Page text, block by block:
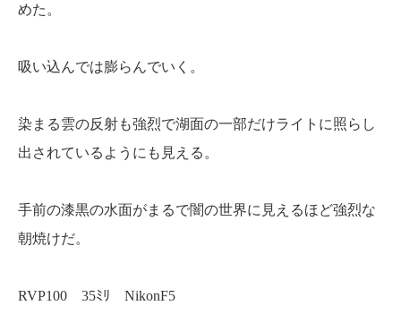
めた。
吸い込んでは膨らんでいく。
染まる雲の反射も強烈で湖面の一部だけライトに照らし
出されているようにも見える。
手前の漆黒の水面がまるで闇の世界に見えるほど強烈な
朝焼けだ。
RVP100 35ﾐﾘ NikonF5